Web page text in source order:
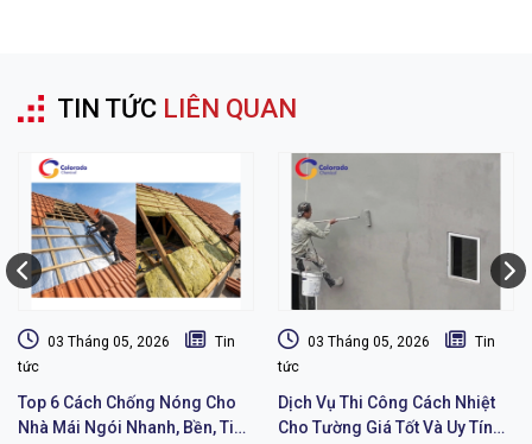
TIN TỨC LIÊN QUAN
03 Tháng 05, 2026
Tin
tức
Top 6 Cách Chống Nóng Cho
Nhà Mái Ngói Nhanh, Bền, Tiết
03 Tháng 05, 2026
Tin
tức
Dịch Vụ Thi Công Cách Nhiệt
Cho Tường Giá Tốt Và Uy Tín